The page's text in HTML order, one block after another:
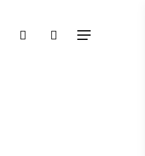
pesquisaraccount Menu